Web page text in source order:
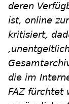
deren
ist, online
kritisiert,
die im
FAZ fürchtet